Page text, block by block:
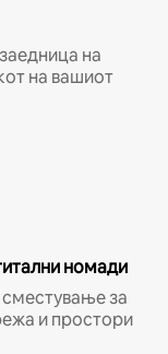
на
на вашиот
номади
за
и простори